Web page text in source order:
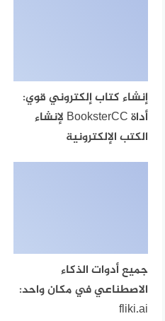
إنشاء كتاب إلكتروني قوي:
أداة BooksterCC لإنشاء
الكتب الإلكترونية
جميع أدوات الذكاء
الاصطناعي في مكان واحد:
fliki.ai